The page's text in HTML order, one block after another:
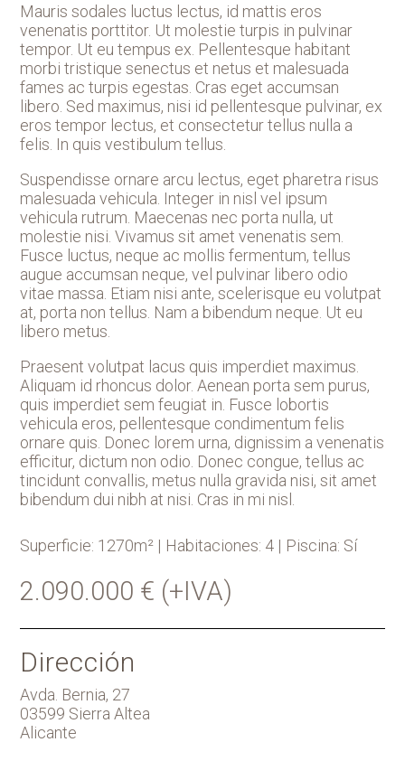
Mauris sodales luctus lectus, id mattis eros
venenatis porttitor. Ut molestie turpis in pulvinar
tempor. Ut eu tempus ex. Pellentesque habitant
morbi tristique senectus et netus et malesuada
fames ac turpis egestas. Cras eget accumsan
libero. Sed maximus, nisi id pellentesque pulvinar, ex
eros tempor lectus, et consectetur tellus nulla a
felis. In quis vestibulum tellus.
Suspendisse ornare arcu lectus, eget pharetra risus
malesuada vehicula. Integer in nisl vel ipsum
vehicula rutrum. Maecenas nec porta nulla, ut
molestie nisi. Vivamus sit amet venenatis sem.
Fusce luctus, neque ac mollis fermentum, tellus
augue accumsan neque, vel pulvinar libero odio
vitae massa. Etiam nisi ante, scelerisque eu volutpat
at, porta non tellus. Nam a bibendum neque. Ut eu
libero metus.
Praesent volutpat lacus quis imperdiet maximus.
Aliquam id rhoncus dolor. Aenean porta sem purus,
quis imperdiet sem feugiat in. Fusce lobortis
vehicula eros, pellentesque condimentum felis
ornare quis. Donec lorem urna, dignissim a venenatis
efficitur, dictum non odio. Donec congue, tellus ac
tincidunt convallis, metus nulla gravida nisi, sit amet
bibendum dui nibh at nisi. Cras in mi nisl.
Superficie: 1270m² | Habitaciones: 4 | Piscina: Sí
2.090.000 € (+IVA)
Dirección
Avda. Bernia, 27
03599 Sierra Altea
Alicante